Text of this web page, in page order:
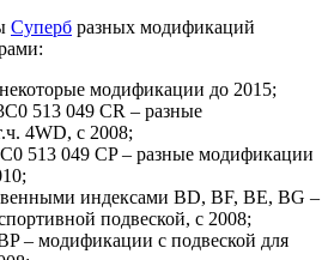
Суперб разных модификаций
модификации до 2015;
513 049 CR – разные
4WD, с 2008;
513 049 CP – разные модификации
индексами BD, BF, BE, BG –
подвеской, с 2008;
– модификации с подвеской для